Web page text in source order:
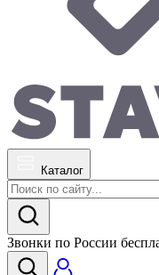
Каталог
Звонки по России